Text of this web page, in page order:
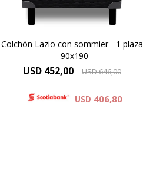
Colchón Lazio con sommier - 1 plaza
- 90x190
USD 452,00 USD646,00
USD 406,80